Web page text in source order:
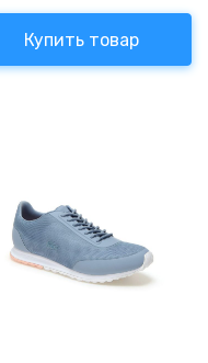
Купить товар